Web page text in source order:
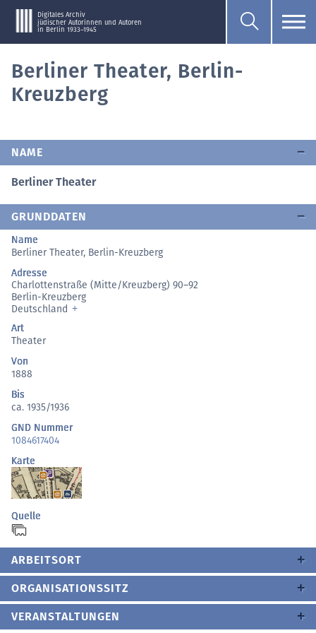
Digitales Archiv
jüdischer Autorinnen und Autoren
in Berlin 1933–1945
Berliner Theater, Berlin-
Kreuzberg
NAME
Berliner Theater
GRUNDDATEN
Name
Berliner Theater, Berlin-Kreuzberg
Adresse
Charlottenstraße (Mitte/Kreuzberg) 90–92
Berlin-Kreuzberg
Deutschland
Art
Theater
Von
1888
Bis
ca. 1935/1936
GND Nummer
1084617404
Karte
Quelle
ARBEITSORT
ORGANISATIONSSITZ
VERANSTALTUNGEN